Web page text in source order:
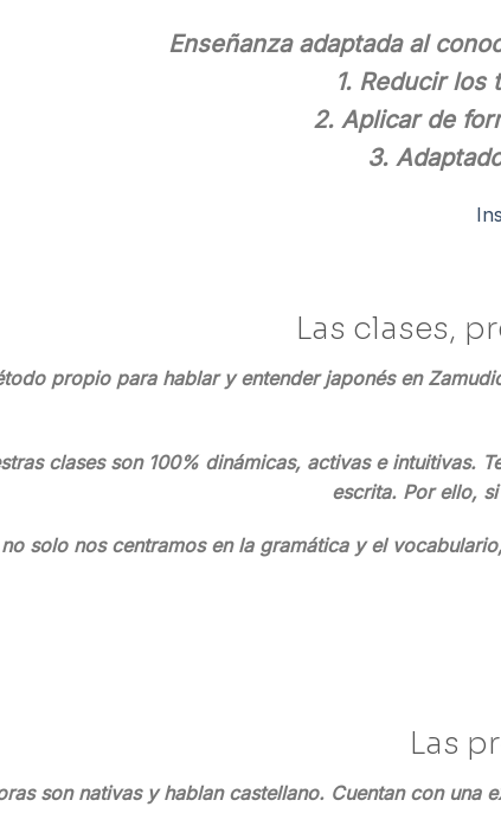
Enseñanza adaptada al
1. Reducir los
2. Aplicar de
3.
Las clases,
propio para hablar y entender japonés en
clases son 100% dinámicas, activas e intuitivas.
escrita. Por ello,
solo nos centramos en la gramática y el
Las
son nativas y hablan castellano. Cuentan con una